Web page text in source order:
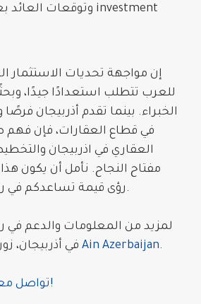
investment
إن مواجهة تحديات الاستثمار
للعرب تتطلب استعدادًا جيدًا،
الخبراء. بينما تقدم أذربيجان فرصًا
في قطاع العقارات، فإن فهم
العقاري في اذربيجان
مفتاح النجاح. نأمل أن يكون
رؤى قيمة تساعدكم في رحلتكم الاستثمارية.
لمزيد من المعلومات والدعم في
Ain Azerbaijan.
تواصل معنا الآن للاستشارة!